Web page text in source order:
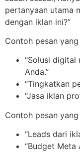
pertanyaan utama
dengan iklan ini?”
Contoh pesan
“Solusi
Anda.”
“Tingkatkan
“Jasa iklan
Contoh pesan
“Leads dari
“Budget